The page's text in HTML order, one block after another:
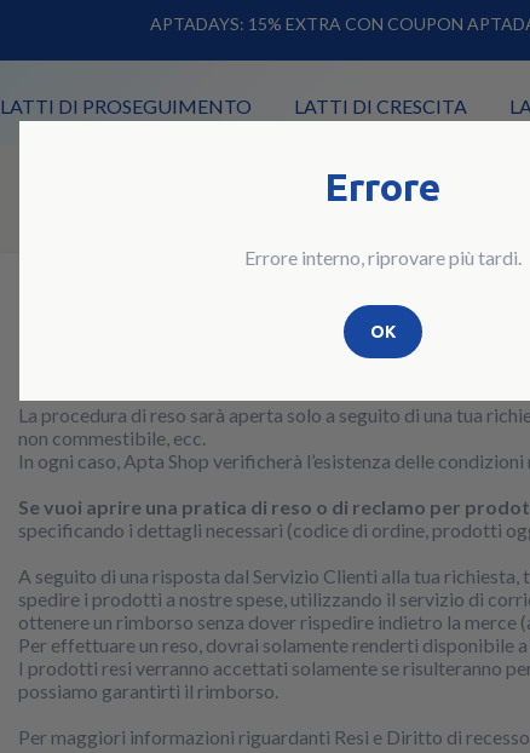
Errore
Errore interno, riprovare più tardi.
OK
La procedura di reso sarà aperta solo a seguito di una tua
non commestibile, ecc.
In ogni caso, Apta Shop verificherà l’esistenza delle
Se vuoi aprire una pratica di reso o di reclamo per
specificando i dettagli necessari (codice di ordine, prodotti
A seguito di una risposta dal Servizio Clienti alla tua
spedire i prodotti a nostre spese, utilizzando il servizio di
ottenere un rimborso senza dover rispedire indietro la
Per effettuare un reso, dovrai solamente renderti disponibile
I prodotti resi verranno accettati solamente se risulteranno
possiamo garantirti il rimborso.
Per maggiori informazioni riguardanti Resi e Diritto di
APTADAYS: 15% EXTRA CON COUPON
LATTI DI PROSEGUIMENTO LATTI DI CRESCITA